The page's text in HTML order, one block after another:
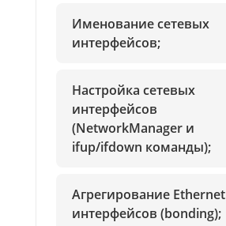
Именование сетевых
интерфейсов;
Настройка сетевых
интерфейсов
(NetworkManager и
ifup/ifdown команды);
Агрегирование Ethernet
интерфейсов (bonding);